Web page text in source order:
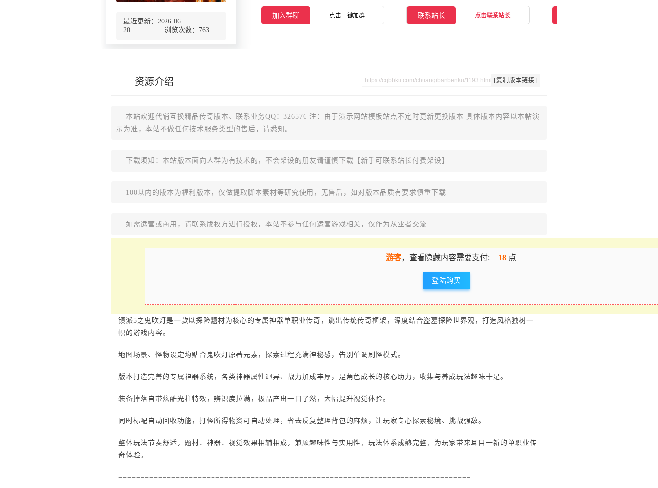
最近更新：2026-06-
20 浏览次数： 763
加入群聊 点击一键加群 联系站长 点击联系站长
资源介绍 [复制版本链接]
本站欢迎代销互换精品传奇版本、联系业务QQ：326576 注：由于演示网站模板站点不定时更新更换版本 具体版本内容以本帖演
示为准，本站不做任何技术服务类型的售后，请悉知。
下载须知：本站版本面向人群为有技术的，不会架设的朋友请谨慎下载【新手可联系站长付费架设】
100以内的版本为福利版本，仅做提取脚本素材等研究使用，无售后，如对版本品质有要求慎重下载
如需运营或商用，请联系版权方进行授权，本站不参与任何运营游戏相关，仅作为从业者交流
游客，查看隐藏内容需要支付: 18 点
登陆购买
镇派5之鬼吹灯是一款以探险题材为核心的专属神器单职业传奇，跳出传统传奇框架，深度结合盗墓探险世界观，打造风格独树一
帜的游戏内容。
地图场景、怪物设定均贴合鬼吹灯原著元素，探索过程充满神秘感，告别单调刷怪模式。
版本打造完善的专属神器系统，各类神器属性迥异、战力加成丰厚，是角色成长的核心助力，收集与养成玩法趣味十足。
装备掉落自带炫酷光柱特效，辨识度拉满，极品产出一目了然，大幅提升视觉体验。
同时标配自动回收功能，打怪所得物资可自动处理，省去反复整理背包的麻烦，让玩家专心探索秘境、挑战强敌。
整体玩法节奏舒适，题材、神器、视觉效果相辅相成，兼顾趣味性与实用性，玩法体系成熟完整，为玩家带来耳目一新的单职业传
奇体验。
================================================================================